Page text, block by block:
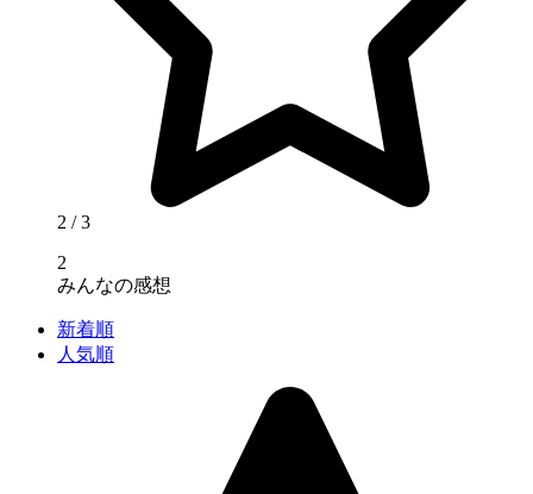
2 / 3
2
みんなの感想
新着順
人気順